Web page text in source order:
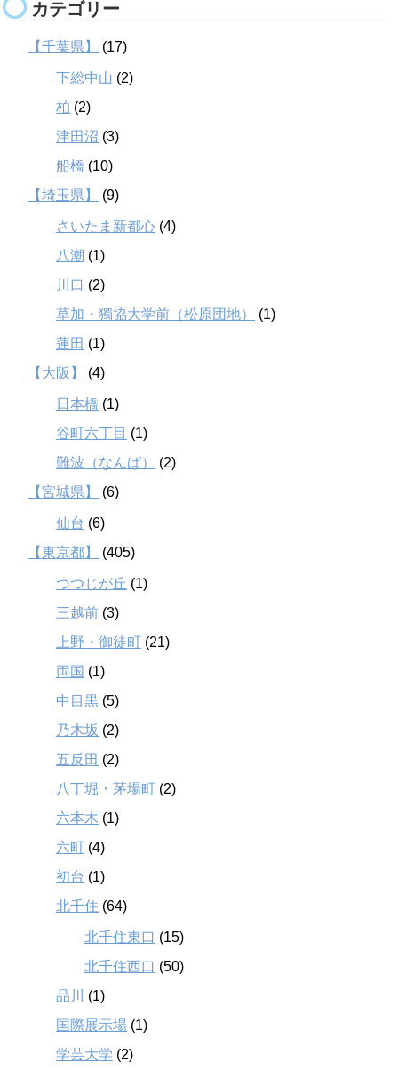
カテゴリー
【千葉県】 (17)
下総中山 (2)
柏 (2)
津田沼 (3)
船橋 (10)
【埼玉県】
(9)
さいたま新都心 (4)
八潮 (1)
川口 (2)
草加・獨協大学前（松原団地）
(1)
蓮田 (1)
【大阪】
(4)
日本橋 (1)
谷町六丁目 (1)
難波（なんば）
(2)
【宮城県】
(6)
仙台 (6)
【東京都】
(405)
つつじが丘 (1)
三越前 (3)
上野・御徒町 (21)
両国 (1)
中目黒 (5)
乃木坂 (2)
五反田 (2)
八丁堀・茅場町 (2)
六本木 (1)
六町 (4)
初台 (1)
北千住 (64)
北千住東口 (15)
北千住西口 (50)
品川
(1)
国際展示場 (1)
学芸大学 (2)